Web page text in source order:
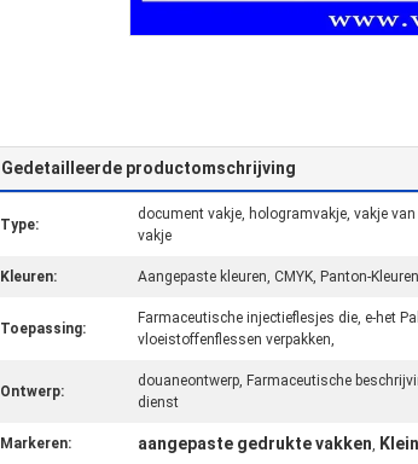
Gedetailleerde productomschrijving
Type:
document vakje, hologramvakje, vakje
vakje
Kleuren: Aangepaste kleuren, CMYK, Panton-Kleuren
Toepassing:
Farmaceutische injectieflesjes die, e-het
vloeistoffenflessen verpakken,
Ontwerp:
douaneontwerp, Farmaceutische
dienst
Markeren: aangepaste gedrukte vakken,